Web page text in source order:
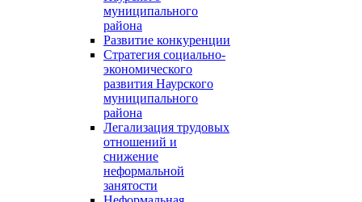
муниципального
района
Развитие конкуренции
Стратегия социально-
экономического
развития Наурского
муниципального
района
Легализация трудовых
отношений и
снижение
неформальной
занятости